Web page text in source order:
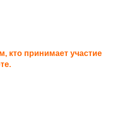
кто принимает участие